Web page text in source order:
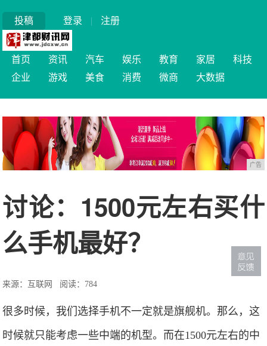
投稿 登录 | 注册
首页 资讯 汽车 娱乐 教育 家居
科技
企业
游戏 美食 消费 微商 大数据
广告
讨论：1500元左右买什
么手机最好？
来源：互联网 阅读：784
很多时候，我们选择手机不一定就是旗舰机。那么，这
时候就只能考虑一些中端的机型。而在1500元左右的中